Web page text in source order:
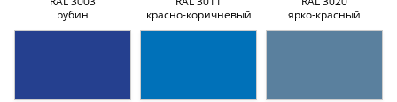
рубин
красно-коричневый
ярко-красный